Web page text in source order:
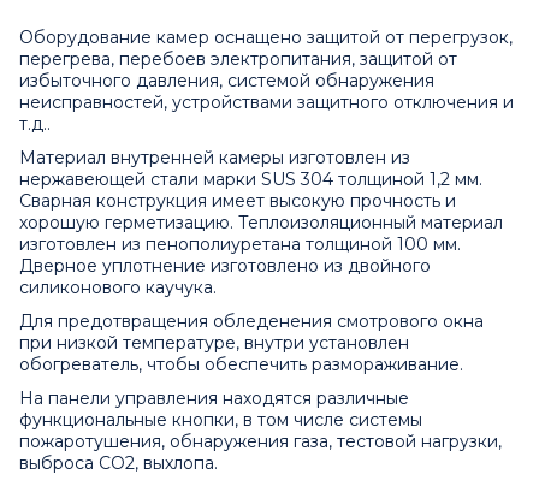
Оборудование камер оснащено защитой от перегрузок,
перегрева, перебоев электропитания, защитой от
избыточного давления, системой обнаружения
неисправностей, устройствами защитного отключения и
т.д..
Материал внутренней камеры изготовлен из
нержавеющей стали марки SUS 304 толщиной 1,2 мм.
Сварная конструкция имеет высокую прочность и
хорошую герметизацию. Теплоизоляционный материал
изготовлен из пенополиуретана толщиной 100 мм.
Дверное уплотнение изготовлено из двойного
силиконового каучука.
Для предотвращения обледенения смотрового окна
при низкой температуре, внутри установлен
обогреватель, чтобы обеспечить размораживание.
На панели управления находятся различные
функциональные кнопки, в том числе системы
пожаротушения, обнаружения газа, тестовой нагрузки,
выброса СО2, выхлопа.